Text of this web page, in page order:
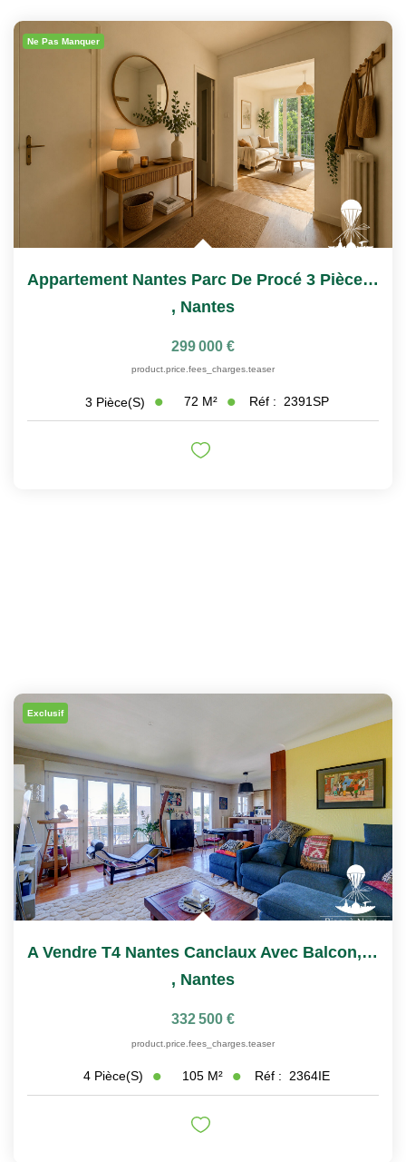
Ne Pas Manquer
Appartement Nantes Parc De Procé 3 Pièces 71,65 M²
, Nantes
299 000 €
product.price.fees_charges.teaser
3 Pièce(s) 72 M² Réf : 2391SP
Exclusif
A Vendre T4 Nantes Canclaux Avec Balcon, Ascenseur Et Box
, Nantes
332 500 €
product.price.fees_charges.teaser
4 Pièce(s) 105 M² Réf : 2364IE